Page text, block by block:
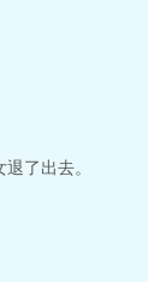
了出去。